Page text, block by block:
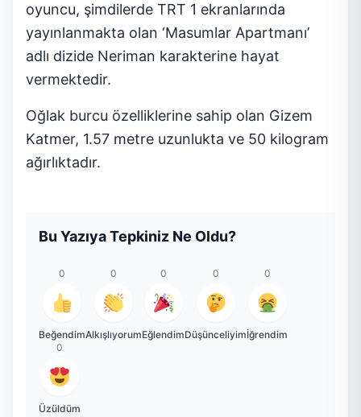
oyuncu, şimdilerde TRT 1 ekranlarında
yayınlanmakta olan ‘Masumlar Apartmanı’
adlı dizide Neriman karakterine hayat
vermektedir.
Oğlak burcu özelliklerine sahip olan Gizem
Katmer, 1.57 metre uzunlukta ve 50 kilogram
ağırlıktadır.
Bu Yazıya Tepkiniz Ne Oldu?
0
Beğendim
0
Alkışlıyorum
0
Eğlendim
0
Düşünceliyim
0
İğrendim
0
Üzüldüm